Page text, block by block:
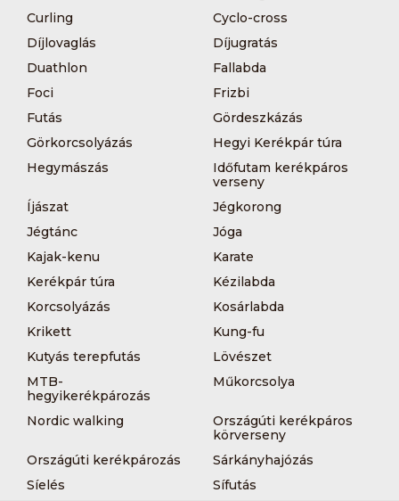
Curling
Cyclo-cross
Díjlovaglás
Díjugratás
Duathlon
Fallabda
Foci
Frizbi
Futás
Gördeszkázás
Görkorcsolyázás
Hegyi Kerékpár túra
Hegymászás
Időfutam kerékpáros
verseny
Íjászat
Jégkorong
Jégtánc
Jóga
Kajak-kenu
Karate
Kerékpár túra
Kézilabda
Korcsolyázás
Kosárlabda
Krikett
Kung-fu
Kutyás terepfutás
Lövészet
MTB-
hegyikerékpározás
Műkorcsolya
Nordic walking
Országúti kerékpáros
körverseny
Országúti kerékpározás
Sárkányhajózás
Síelés
Sífutás